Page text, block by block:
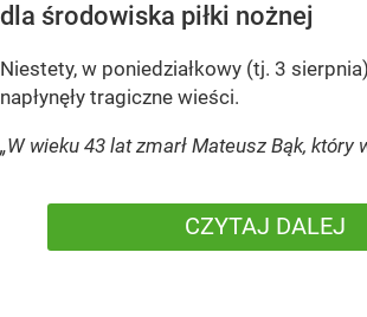
dla środowiska piłki nożnej
Niestety, w poniedziałkowy (tj. 3
napłynęły tragiczne wieści.
„W wieku 43 lat zmarł Mateusz Bąk, który
CZYTAJ DALEJ